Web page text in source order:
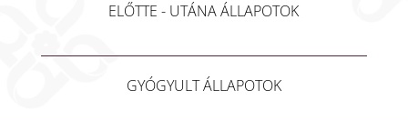
ELŐTTE - UTÁNA ÁLLAPOTOK
GYÓGYULT ÁLLAPOTOK